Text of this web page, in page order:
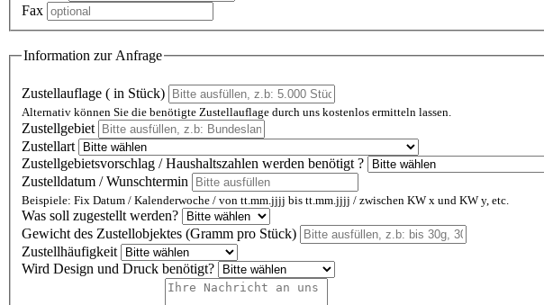
Fax
Information zur Anfrage
Zustellauflage ( in Stück)
Alternativ können Sie die benötigte Zustellauflage durch uns kostenlos ermitteln lassen.
Zustellgebiet
Zustellart
Zustellgebietsvorschlag / Haushaltszahlen werden benötigt ?
Zustelldatum / Wunschtermin
Beispiele: Fix Datum / Kalenderwoche / von tt.mm.jjjj bis tt.mm.jjjj / zwischen KW x und KW y, etc.
Was soll zugestellt werden?
Gewicht des Zustellobjektes (Gramm pro Stück)
Zustellhäufigkeit
Wird Design und Druck benötigt?